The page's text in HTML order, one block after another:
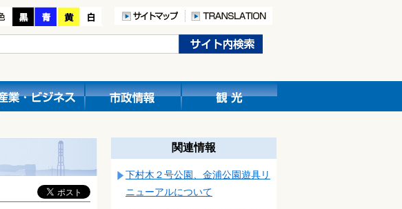
関連情報
下村木２号公園、金浦公園遊具リ
ニューアルについて